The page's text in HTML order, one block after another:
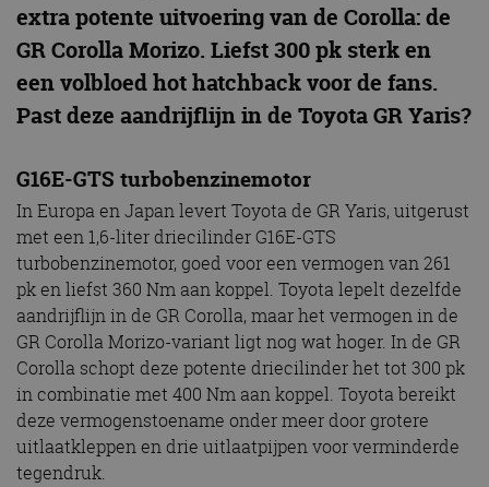
extra potente uitvoering van de Corolla: de
GR Corolla Morizo. Liefst 300 pk sterk en
een volbloed hot hatchback voor de fans.
Past deze aandrijflijn in de Toyota GR Yaris?
G16E-GTS turbobenzinemotor
In Europa en Japan levert Toyota de GR Yaris, uitgerust
met een 1,6-liter driecilinder G16E-GTS
turbobenzinemotor, goed voor een vermogen van 261
pk en liefst 360 Nm aan koppel. Toyota lepelt dezelfde
aandrijflijn in de GR Corolla, maar het vermogen in de
GR Corolla Morizo-variant ligt nog wat hoger. In de GR
Corolla schopt deze potente driecilinder het tot 300 pk
in combinatie met 400 Nm aan koppel. Toyota bereikt
deze vermogenstoename onder meer door grotere
uitlaatkleppen en drie uitlaatpijpen voor verminderde
tegendruk.